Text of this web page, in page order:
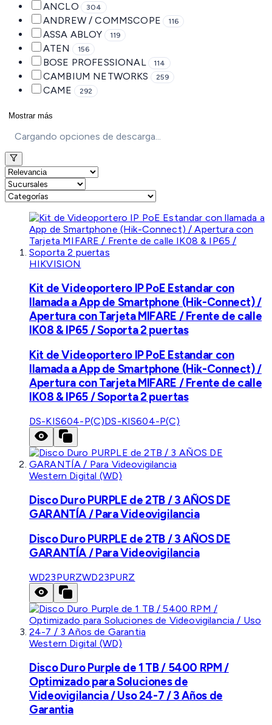
ANCLO 304
ANDREW / COMMSCOPE 116
ASSA ABLOY 119
ATEN 156
BOSE PROFESSIONAL 114
CAMBIUM NETWORKS 259
CAME 292
Mostrar más
Cargando opciones de descarga...
HIKVISION
Kit de Videoportero IP PoE Estandar con
llamada a App de Smartphone (Hik-Connect) /
Apertura con Tarjeta MIFARE / Frente de calle
IK08 & IP65 / Soporta 2 puertas
Kit de Videoportero IP PoE Estandar con
llamada a App de Smartphone (Hik-Connect) /
Apertura con Tarjeta MIFARE / Frente de calle
IK08 & IP65 / Soporta 2 puertas
DS-KIS604-P(C)DS-KIS604-P(C)
Western Digital (WD)
Disco Duro PURPLE de 2TB / 3 AÑOS DE
GARANTÍA / Para Videovigilancia
Disco Duro PURPLE de 2TB / 3 AÑOS DE
GARANTÍA / Para Videovigilancia
WD23PURZWD23PURZ
Western Digital (WD)
Disco Duro Purple de 1 TB / 5400 RPM /
Optimizado para Soluciones de
Videovigilancia / Uso 24-7 / 3 Años de
Garantia